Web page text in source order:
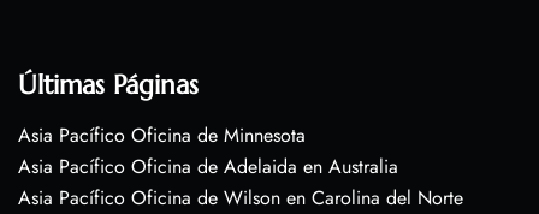
Últimas Páginas
Asia Pacífico Oficina de Minnesota
Asia Pacífico Oficina de Adelaida en Australia
Asia Pacífico Oficina de Wilson en Carolina del Norte